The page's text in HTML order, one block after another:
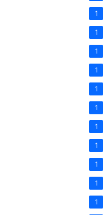
1
1
1
1
1
1
1
1
1
1
1